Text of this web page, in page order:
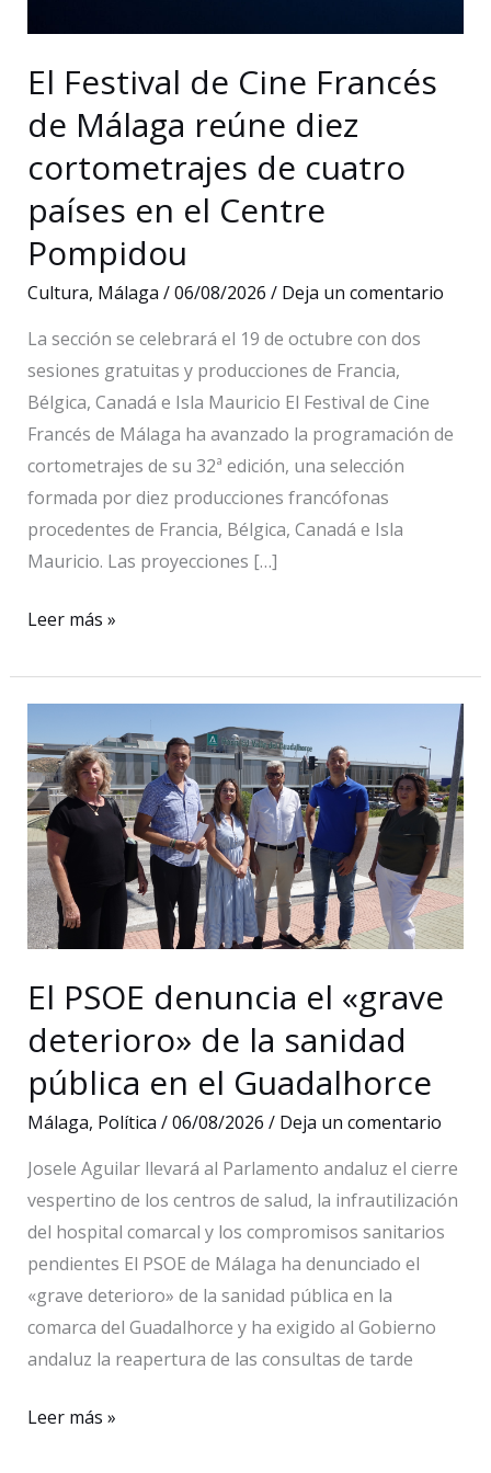
El Festival de Cine Francés
de Málaga reúne diez
cortometrajes de cuatro
países en el Centre
Pompidou
Cultura, Málaga /06/08/2026 / Deja un comentario
La sección se celebrará el 19 de octubre con dos
sesiones gratuitas y producciones de Francia,
Bélgica, Canadá e Isla Mauricio El Festival de Cine
Francés de Málaga ha avanzado la programación de
cortometrajes de su 32ª edición, una selección
formada por diez producciones francófonas
procedentes de Francia, Bélgica, Canadá e Isla
Mauricio. Las proyecciones […]
El
de
Francés
de
Málaga
reúne
diez
cortometrajes
de
países
en
Centre
Pompidou
Leer más »
El PSOE denuncia el «grave
deterioro» de la sanidad
pública en el Guadalhorce
Málaga, Política /06/08/2026 / Deja un comentario
Josele Aguilar llevará al Parlamento andaluz el cierre
vespertino de los centros de salud, la infrautilización
del hospital comarcal y los compromisos sanitarios
pendientes El PSOE de Málaga ha denunciado el
«grave deterioro» de la sanidad pública en la
comarca del Guadalhorce y ha exigido al Gobierno
andaluz la reapertura de las consultas de tarde
El
Leer más »